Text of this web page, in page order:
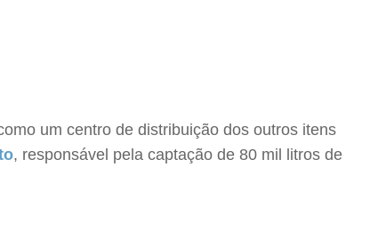
um centro de distribuição dos outros itens
, responsável pela captação de 80 mil litros de